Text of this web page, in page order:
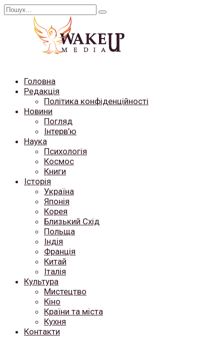
Перейти
Search
Головна
Редакція
Політика конфіденційності
Новини
Погляд
Інтерв’ю
Наука
Психологія
Космос
Книги
Історія
Україна
Японія
Корея
Близький Схід
Польща
Індія
Франція
Китай
Італія
Культура
Мистецтво
Кіно
Країни та міста
Кухня
Контакти